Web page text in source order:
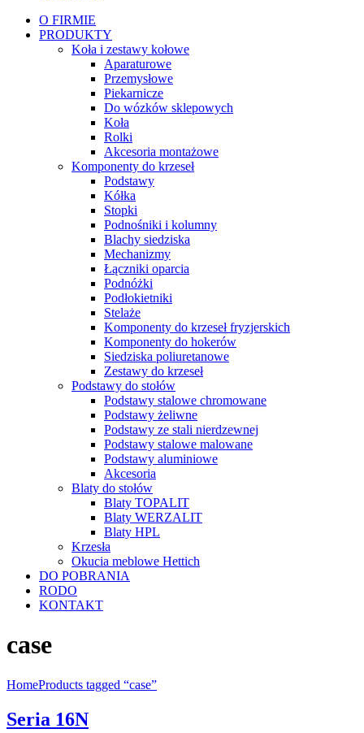
O FIRMIE
PRODUKTY
Koła i zestawy kołowe
Aparaturowe
Przemysłowe
Piekarnicze
Do wózków sklepowych
Koła
Rolki
Akcesoria montażowe
Komponenty do krzeseł
Podstawy
Kółka
Stopki
Podnośniki i kolumny
Blachy siedziska
Mechanizmy
Łączniki oparcia
Podnóżki
Podłokietniki
Stelaże
Komponenty do krzeseł fryzjerskich
Komponenty do hokerów
Siedziska poliuretanowe
Zestawy do krzeseł
Podstawy do stołów
Podstawy stalowe chromowane
Podstawy żeliwne
Podstawy ze stali nierdzewnej
Podstawy stalowe malowane
Podstawy aluminiowe
Akcesoria
Blaty do stołów
Blaty TOPALIT
Blaty WERZALIT
Blaty HPL
Krzesła
Okucia meblowe Hettich
DO POBRANIA
RODO
KONTAKT
case
HomeProducts tagged “case”
Seria 16N